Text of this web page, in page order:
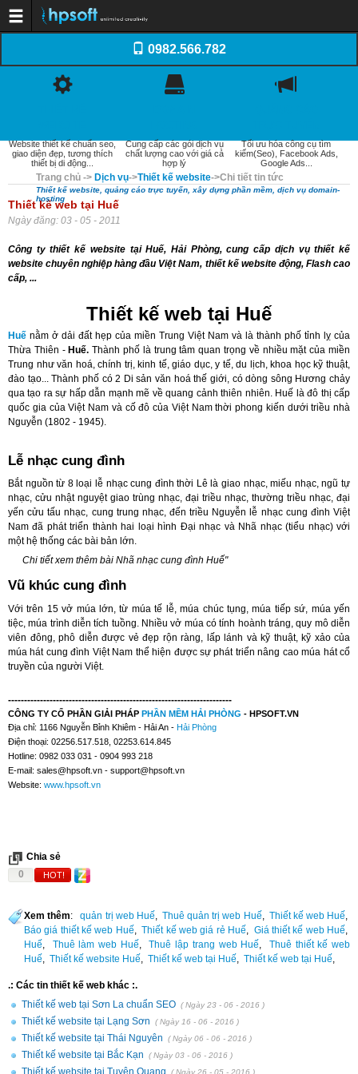
Thiết kế website
Dịch vụ Tên miền
Dịch vụ Web Hosting
Thiết kế Logo, Profile
Khách hàng
Kiến thức
Kiến thức Website
Domain - WebHosting
Internet và Email
Quản trị website
Thương mại điện tử
Tài liệu thiết kế Web
Báo giá
Thiết kế website
0982.566.782
Website thiết kế chuẩn seo,
giao diện đẹp, tương thích
thiết bị di động...
Cung cấp các gói dịch vụ
chất lượng cao với giá cả
hợp lý
Tối ưu hóa công cụ tìm
kiếm(Seo), Facebook Ads,
Google Ads...
Trang chủ -> Dịch vụ->Thiết kế website->Chi tiết tin tức
Thiết kế website, quảng cáo trực tuyến, xây dựng phần mềm, dịch vụ domain-
hosting
Thiết kế web tại Huế
Ngày đăng: 03 - 05 - 2011
Công ty thiết kế website tại Huế, Hải Phòng, cung cấp dịch vụ thiết kế
website chuyên nghiệp hàng đầu Việt Nam, thiết kế website động, Flash cao
cấp, ...
Thiết kế web tại Huế
Huế nằm ở dải đất hẹp của miền Trung Việt Nam và là thành phố tỉnh lỵ của
Thừa Thiên - Huế. Thành phố là trung tâm quan trọng về nhiều mặt của miền
Trung như văn hoá, chính trị, kinh tế, giáo dục, y tế, du lịch, khoa học kỹ thuật,
đào tạo... Thành phố có 2 Di sản văn hoá thế giới, có dòng sông Hương chảy
qua tạo ra sự hấp dẫn mạnh mẽ về quang cảnh thiên nhiên. Huế là đô thị cấp
quốc gia của Việt Nam và cố đô của Việt Nam thời phong kiến dưới triều nhà
Nguyễn (1802 - 1945).
Lễ nhạc cung đình
Bắt nguồn từ 8 loại lễ nhạc cung đình thời Lê là giao nhạc, miếu nhạc, ngũ tự
nhạc, cửu nhật nguyệt giao trùng nhạc, đại triều nhạc, thường triều nhạc, đại
yến cửu tấu nhạc, cung trung nhạc, đến triều Nguyễn lễ nhạc cung đình Việt
Nam đã phát triển thành hai loại hình Đại nhạc và Nhã nhạc (tiểu nhạc) với
một hệ thống các bài bản lớn.
Chi tiết xem thêm bài Nhã nhạc cung đình Huế"
Vũ khúc cung đình
Với trên 15 vở múa lớn, từ múa tế lễ, múa chúc tụng, múa tiếp sứ, múa yến
tiệc, múa trình diễn tích tuồng. Nhiều vở múa có tính hoành tráng, quy mô diễn
viên đông, phô diễn được vẻ đẹp rộn ràng, lấp lánh và kỹ thuật, kỹ xảo của
múa hát cung đình Việt Nam thể hiện được sự phát triển nâng cao múa hát cổ
truyền của người Việt.
----------------------------------------------------------------------
CÔNG TY CỔ PHẦN GIẢI PHÁP PHẦN MỀM HẢI PHÒNG - HPSOFT.VN
Địa chỉ: 1166 Nguyễn Bỉnh Khiêm - Hải An - Hải Phòng
Điện thoại: 02256.517.518, 02253.614.845
Hotline: 0982 033 031 - 0904 993 218
E-mail: sales@hpsoft.vn - support@hpsoft.vn
Website: www.hpsoft.vn
Chia sẻ
0
HOT!
Xem thêm:quản trị web Huế, Thuê quản trị web Huế, Thiết kế web Huế,
Báo giá thiết kế web Huế, Thiết kế web giá rẻ Huế, Giá thiết kế web Huế,
Huế, Thuê làm web Huế, Thuê lập trang web Huế,
Thuê thiết kế web
Huế, Thiết kế website Huế, Thiết kế web tại Huế, Thiết kế web tại Huế,
.: Các tin thiết kế web khác :.
Thiết kế web tại Sơn La chuẩn SEO ( Ngày 23 - 06 - 2016 )
Thiết kế website tại Lạng Sơn ( Ngày 16 - 06 - 2016 )
Thiết kế website tại Thái Nguyên ( Ngày 06 - 06 - 2016 )
Thiết kế website tại Bắc Kạn ( Ngày 03 - 06 - 2016 )
Thiết kế website tại Tuyên Quang ( Ngày 26 - 05 - 2016 )